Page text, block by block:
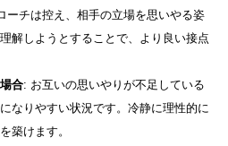
ーチは控え、相手の立場を思いやる姿
解しようとすることで、より良い接点
合: お互いの思いやりが不足している
なりやすい状況です。冷静に理性的に
築けます。